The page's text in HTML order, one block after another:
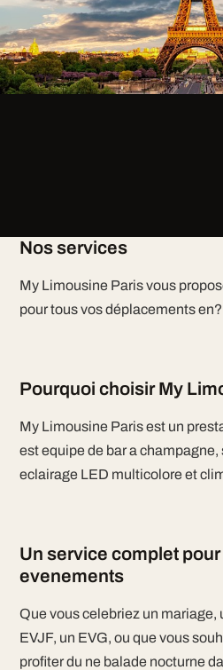
Nos services
My Limousine Paris vous
pour tous vos déplacements
Pourquoi choisir My
My Limousine Paris est un
est equipe de bar a
eclairage LED multicolore et
Un service complet
evenements
Que vous celebriez un mariage,
EVJF, un EVG, ou que vous
profiter du ne balade nocturne